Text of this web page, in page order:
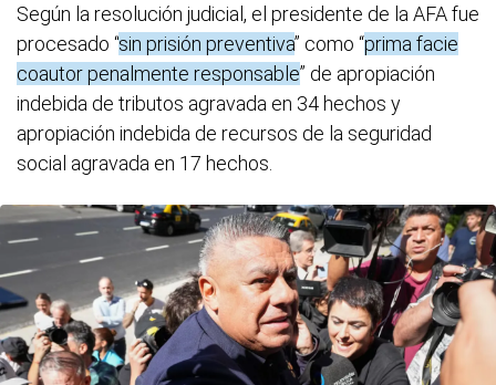
Según la resolución judicial, el presidente de la AFA fue
procesado “sin prisión preventiva” como “prima facie
coautor penalmente responsable” de apropiación
indebida de tributos agravada en 34 hechos y
apropiación indebida de recursos de la seguridad
social agravada en 17 hechos.